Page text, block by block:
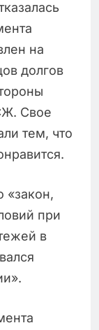
на
долгов
Свое
тем, что
«закон,
при
в